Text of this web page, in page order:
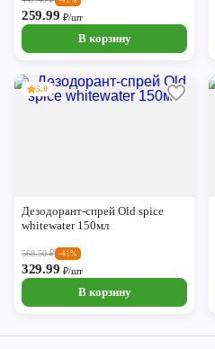
259.99 ₽/шт
В корзину
5.0
Дезодорант-спрей Old spice
whitewater 150мл
568.50₽ -41%
329.99 ₽/шт
В корзину